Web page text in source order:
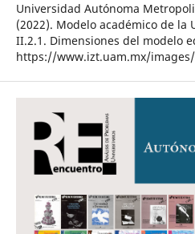
Universidad Autónoma
(2022). Modelo académico de la
II.2.1. Dimensiones del modelo
https://www.izt.uam.mx/